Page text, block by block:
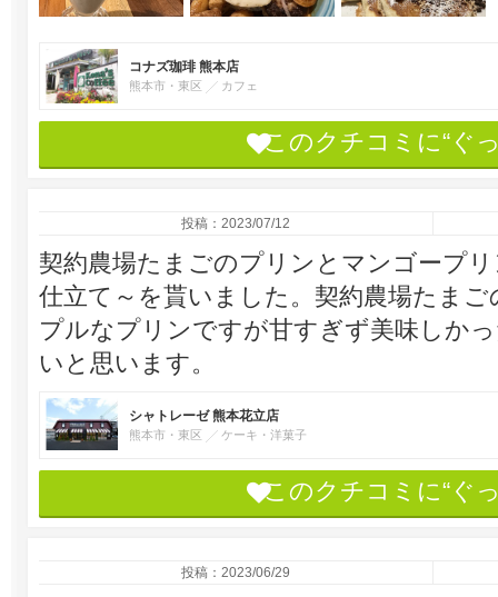
コナズ珈琲 熊本店
熊本市・東区 カフェ
このクチコミに“ぐ
投稿：2023/07/12
契約農場たまごのプリンとマンゴープ
仕立て～を貰いました。契約農場たま
プルなプリンですが甘すぎず美味しか
いと思います。
シャトレーゼ 熊本花立店
熊本市・東区 ケーキ・洋菓子
このクチコミに“ぐ
投稿：2023/06/29